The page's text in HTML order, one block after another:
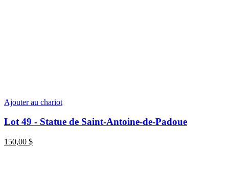
Ajouter au chariot
Lot 49 - Statue de Saint-Antoine-de-Padoue
150,00 $